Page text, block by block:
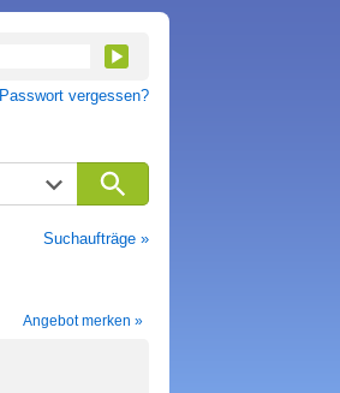
Passwort vergessen?
Suchaufträge »
Angebot merken »